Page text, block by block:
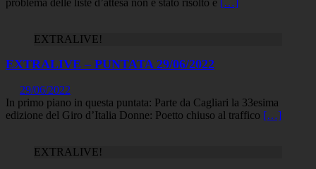
EXTRALIVE!
EXTRALIVE – PUNTATA 29/06/2022
29/06/2022
In primo piano in questa puntata: Parte da Cagliari la 33esima
edizione del Giro d’Italia Donne: Poetto chiuso al traffico […]
EXTRALIVE!